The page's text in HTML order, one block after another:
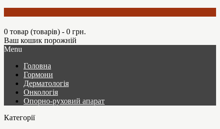
0 товар (товарів) - 0 грн.
Ваш кошик порожній
Menu
Головна
Гормони
Дерматологія
Онкологія
Опорно-руховий апарат
Категорії